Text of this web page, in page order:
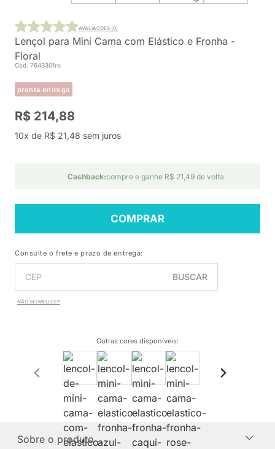
Lençol para Mini Cama com Elástico e Fronha -
Floral
Cod. 7643301ro
pronta entrega
AVALIAÇÕES (0)
R$ 214,88
10x de R$ 21,48 sem juros
Cashback:compre e ganhe R$ 21,49 de volta
COMPRAR
Consulte o frete e prazo de entrega:
BUSCAR
NÃO SEI MEU CEP
Outras cores disponíveis:
Sobre o produto